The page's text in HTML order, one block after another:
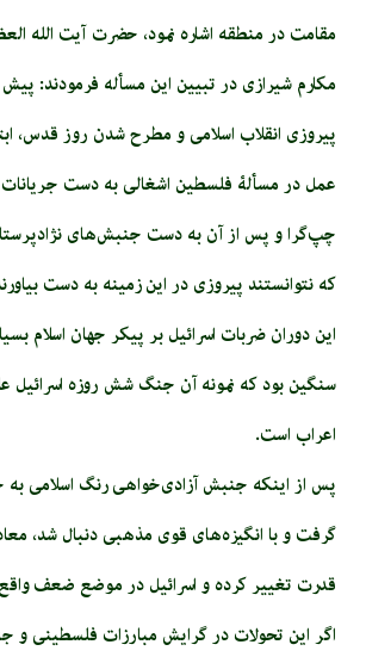
مقامت در منطقه اشاره نمود، حضرت آیت الله
مکارم شیرازی در تبیین این مسأله فرمودند: پیش
پیروزی انقلاب اسلامی و مطرح شدن روز قدس،
عمل در مسألۀ فلسطین اشغالی به دست جریانات
چپ‌گرا و پس از آن به دست جنبش‌های
که نتوانستند پیروزی در این زمینه به دست
این دوران ضربات اسرائیل بر پیکر جهان اسلام
سنگین بود که نمونه آن جنگ شش روزه اسرائیل
اعراب است.
پس از اینکه جنبش آزادی‌خواهی رنگ اسلامی به
گرفت و با انگیزه‌های قوی مذهبی دنبال شد،
قدرت تغییر کرده و اسرائیل در موضع ضعف
اگر این تحولات در گرایش مبارزات فلسطینی و